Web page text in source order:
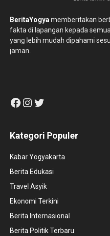
BeritaYogya memberitakan
fakta di lapangan kepada
yang lebih mudah dipahami
jaman.
Facebook
Instagram
Twitter
Kategori Populer
Kabar Yogyakarta
Berita Edukasi
Travel Asyik
Ekonomi Terkini
Berita Internasional
Berita Politik Terbaru